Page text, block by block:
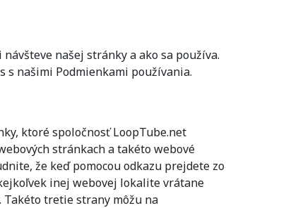
našej stránky a ako sa používa.
našimi Podmienkami používania.
ktoré spoločnosť LoopTube.net
stránkach a takéto webové
že keď pomocou odkazu prejdete zo
inej webovej lokalite vrátane
tretie strany môžu na